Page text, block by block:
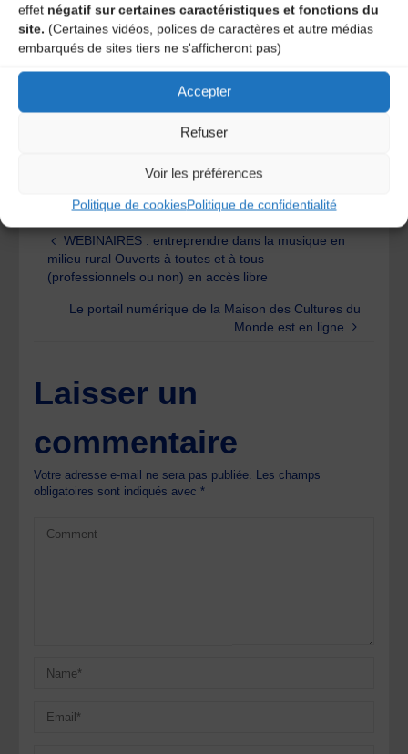
effet négatif sur certaines caractéristiques et fonctions du
site. (Certaines vidéos, polices de caractères et autre médias
embarqués de sites tiers ne s'afficheront pas)
Accepter
Refuser
Voir les préférences
Politique de cookiesPolitique de confidentialité
Détails du jour 2
Les liens d’inscriptions seront mis en ligne très
prochainement.
contact@grandbureau.fr
WEBINAIRES : entreprendre dans la musique en
milieu rural Ouverts à toutes et à tous
(professionnels ou non) en accès libre
Le portail numérique de la Maison des Cultures du
Monde est en ligne
Laisser un
commentaire
Votre adresse e-mail ne sera pas publiée. Les champs
obligatoires sont indiqués avec*